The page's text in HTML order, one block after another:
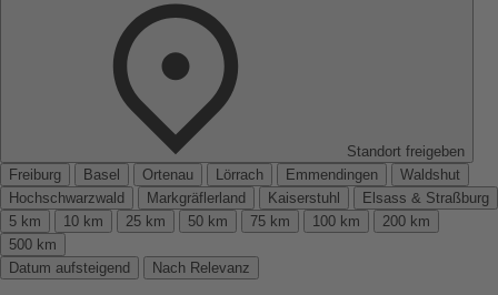
Standort freigeben
Freiburg
Basel Ortenau Lörrach Emmendingen
Waldshut
Hochschwarzwald
Markgräflerland Kaiserstuhl
Elsass & Straßburg
5 km
10 km 25 km 50 km 75 km 100 km
200 km
500 km
Datum aufsteigend
Nach Relevanz